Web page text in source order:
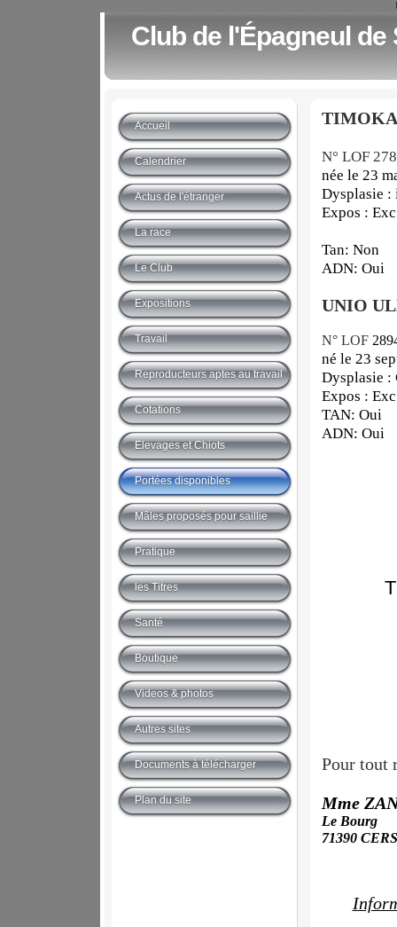
Club de l'Épagneul de
TIMOKA
N° LOF
née le 23
Dysplasie :
Expos :
Tan: Non
ADN: Oui
UNIO
N° LOF
né le 23
Dysplasie :
Expos :
TAN: Oui
ADN: Oui
Pour tout
Mme
Le Bourg
71390
Accueil
Calendrier
Actus de l'étranger
La race
Le Club
Expositions
Travail
Reproducteurs aptes au travail
Cotations
Elevages et Chiots
Portées disponibles
Mâles proposés pour saillie
Pratique
les Titres
Santé
Boutique
Videos & photos
Autres sites
Documents à télécharger
Plan du site